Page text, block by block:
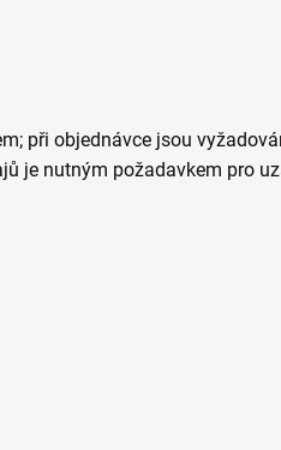
při objednávce jsou
je nutným požadavkem pro